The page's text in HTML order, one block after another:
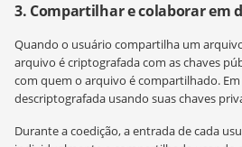
3. Compartilhar e colaborar em
Quando o usuário compartilha um
arquivo é criptografada com as chaves
com quem o arquivo é compartilhado.
descriptografada usando suas chaves
Durante a coedição, a entrada de cada